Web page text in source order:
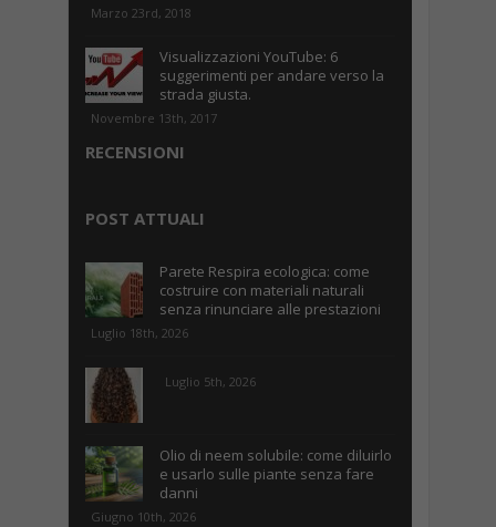
Marzo 23rd, 2018
Visualizzazioni YouTube: 6
suggerimenti per andare verso la
strada giusta.
Novembre 13th, 2017
RECENSIONI
POST ATTUALI
Parete Respira ecologica: come
costruire con materiali naturali
senza rinunciare alle prestazioni
Luglio 18th, 2026
Luglio 5th, 2026
Olio di neem solubile: come diluirlo
e usarlo sulle piante senza fare
danni
Giugno 10th, 2026